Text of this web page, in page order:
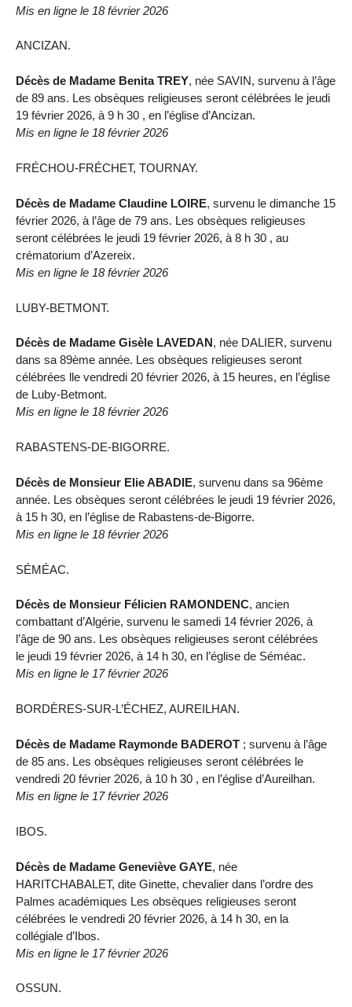
Mis en ligne le 18 février 2026
ANCIZAN.
Décès de Madame Benita TREY, née SAVIN, survenu à l’âge
de 89 ans. Les obsèques religieuses seront célébrées le jeudi
19 février 2026, à 9 h 30 , en l’église d’Ancizan.
Mis en ligne le 18 février 2026
FRÉCHOU-FRÉCHET, TOURNAY.
Décès de Madame Claudine LOIRE, survenu le dimanche 15
février 2026, à l’âge de 79 ans. Les obsèques religieuses
seront célébrées le jeudi 19 février 2026, à 8 h 30 , au
crématorium d’Azereix.
Mis en ligne le 18 février 2026
LUBY-BETMONT.
Décès de Madame Gisèle LAVEDAN, née DALIER, survenu
dans sa 89ème année. Les obsèques religieuses seront
célébrées lle vendredi 20 février 2026, à 15 heures, en l’église
de Luby-Betmont.
Mis en ligne le 18 février 2026
RABASTENS-DE-BIGORRE.
Décès de Monsieur Elie ABADIE, survenu dans sa 96ème
année. Les obsèques seront célébrées le jeudi 19 février 2026,
à 15 h 30, en l’église de Rabastens-de-Bigorre.
Mis en ligne le 18 février 2026
SÉMÉAC.
Décès de Monsieur Félicien RAMONDENC, ancien
combattant d’Algérie, survenu le samedi 14 février 2026, à
l’âge de 90 ans. Les obsèques religieuses seront célébrées
le jeudi 19 février 2026, à 14 h 30, en l’église de Séméac.
Mis en ligne le 17 février 2026
BORDÈRES-SUR-L’ÉCHEZ, AUREILHAN.
Décès de Madame Raymonde BADEROT ; survenu à l’âge
de 85 ans. Les obsèques religieuses seront célébrées le
vendredi 20 février 2026, à 10 h 30 , en l’église d’Aureilhan.
Mis en ligne le 17 février 2026
IBOS.
Décès de Madame Geneviève GAYE, née
HARITCHABALET, dite Ginette, chevalier dans l’ordre des
Palmes académiques Les obsèques religieuses seront
célébrées le vendredi 20 février 2026, à 14 h 30, en la
collégiale d’Ibos.
Mis en ligne le 17 février 2026
OSSUN.